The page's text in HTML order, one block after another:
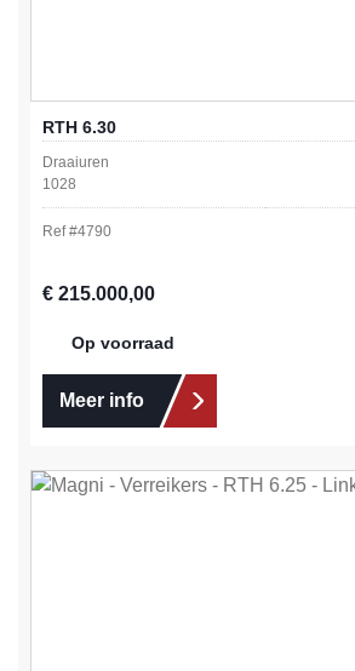
RTH 6.30
Draaiuren
1028
Ref #4790
Normale prijs:
€ 215.000,00
Op voorraad
Meer info